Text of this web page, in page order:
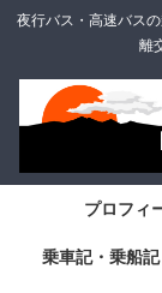
夜行バス・高速バス
離
プロフィ
乗車記・乗船